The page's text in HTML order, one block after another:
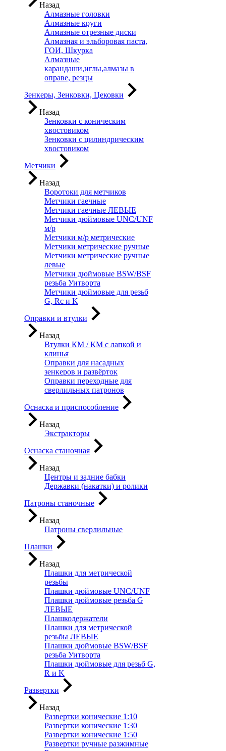
Назад
Алмазные головки
Алмазные круги
Алмазные отрезные диски
Алмазная и эльборовая паста,
ГОИ, Шкурка
Алмазные
карандаши,иглы,алмазы в
оправе, резцы
Зенкеры, Зенковки, Цековки
Назад
Зенковки с коническим
хвостовиком
Зенковки с цилиндрическим
хвостовиком
Метчики
Назад
Воротоки для метчиков
Метчики гаечные
Метчики гаечные ЛЕВЫЕ
Метчики дюймовые UNC/UNF
м/р
Метчики м/р метрические
Метчики метрические ручные
Метчики метрические ручные
левые
Метчики дюймовые BSW/BSF
резьба Уитворта
Метчики дюймовые для резьб
G, Rc и K
Оправки и втулки
Назад
Втулки КМ / КМ с лапкой и
клинья
Оправки для насадных
зенкеров и развёрток
Оправки переходные для
сверлильных патронов
Оснаска и приспособление
Назад
Экстракторы
Оснаска станочная
Назад
Центры и задние бабки
Державки (накатки) и ролики
Патроны станочные
Назад
Патроны сверлильные
Плашки
Назад
Плашки для метрической
резьбы
Плашки дюймовые UNC/UNF
Плашки дюймовые резьба G
ЛЕВЫЕ
Плашкодержатели
Плашки для метрической
резьбы ЛЕВЫЕ
Плашки дюймовые BSW/BSF
резьба Уитворта
Плашки дюймовые для резьб G,
R и K
Развертки
Назад
Развертки конические 1:10
Развертки конические 1:30
Развертки конические 1:50
Развертки ручные разжимные